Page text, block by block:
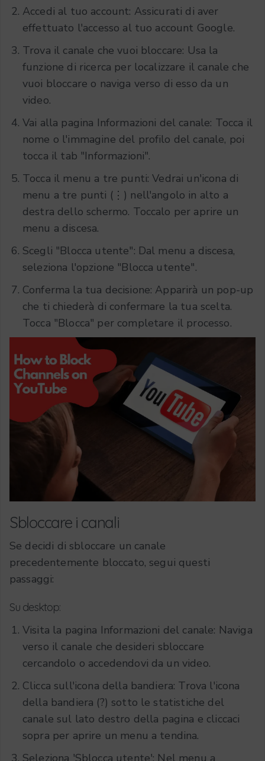
Accedi al tuo account: Assicurati di aver
effettuato l'accesso al tuo account Google.
Trova il canale che vuoi bloccare: Usa la
funzione di ricerca per localizzare il canale che
vuoi bloccare o naviga verso di esso da un
video.
Vai alla pagina Informazioni del canale: Tocca il
nome o l'immagine del profilo del canale, poi
tocca il tab "Informazioni".
Tocca il menu a tre punti: Vedrai un'icona di
menu a tre punti (⋮) nell'angolo in alto a
destra dello schermo. Toccalo per aprire un
menu a discesa.
Scegli "Blocca utente": Dal menu a discesa,
seleziona l'opzione "Blocca utente".
Conferma la tua decisione: Apparirà un pop-up
che ti chiederà di confermare la tua scelta.
Tocca "Blocca" per completare il processo.
Sbloccare i canali
Se decidi di sbloccare un canale
precedentemente bloccato, segui questi
passaggi:
Su desktop:
Visita la pagina Informazioni del canale: Naviga
verso il canale che desideri sbloccare
cercandolo o accedendovi da un video.
Clicca sull'icona della bandiera: Trova l'icona
della bandiera (?) sotto le statistiche del
canale sul lato destro della pagina e cliccaci
sopra per aprire un menu a tendina.
Seleziona 'Sblocca utente': Nel menu a